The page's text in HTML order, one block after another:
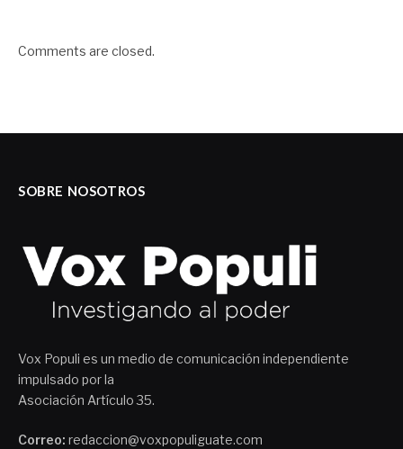
Comments are closed.
SOBRE NOSOTROS
Vox Populi es un medio de comunicación independiente
impulsado por la
Asociación Artículo 35.
Correo: redaccion@voxpopuliguate.com